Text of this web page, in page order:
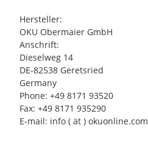
Hersteller:
OKU Obermaier GmbH
Anschrift:
Dieselweg 14
DE-82538 Geretsried
Germany
Phone: +49 8171 93520
Fax: +49 8171 935290
E-mail: info ( ät ) okuonline.com